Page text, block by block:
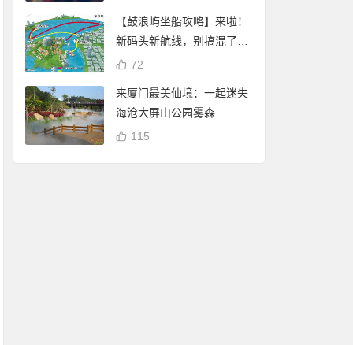
【鼓浪屿坐船攻略】来啦！
新码头新航线，别搞混了
哦！72
来厦门最美仙境：一起迷失
海沧大屏山公园雾森
115